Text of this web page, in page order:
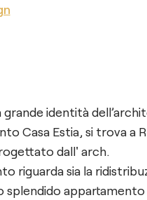
identità
Casa Estia, si trova a
dall' arch.
riguarda sia la
splendido appartamento